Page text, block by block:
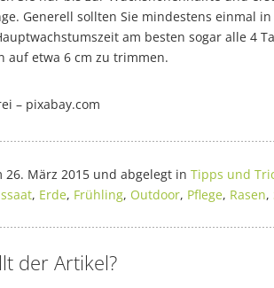
Generell sollten Sie mindestens einmal
am besten sogar alle 4
auf etwa 6 cm zu trimmen.
– pixabay.com
26. März 2015 und abgelegt in Tipps und
, Erde, Frühling, Outdoor, Pflege, Rasen,
der Artikel?